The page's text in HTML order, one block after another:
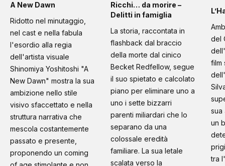
A New Dawn
Ridotto nel minutaggio,
nel cast e nella fabula
l'esordio alla regia
dell'artista visuale
Shinomiya Yoshitoshi "A
New Dawn" mostra la sua
ambizione nello stile
visivo sfaccettato e nella
struttura narrativa che
mescola costantemente
passato e presente,
proponendo un coming
Ricchi… da morire –
Delitti in famiglia
La storia, raccontata in
flashback dal braccio
della morte dal cinico
Becket Redfellow, segue
il suo spietato e calcolato
piano per eliminare uno a
uno i sette bizzarri
parenti miliardari che lo
separano da una
colossale eredità
familiare. La sua letale
scalata verso la
del
film
sua
un
tra